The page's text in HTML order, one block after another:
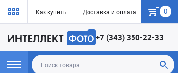
Как купить Доставка и оплата Гарантия
0
+7 (343) 350-22-33